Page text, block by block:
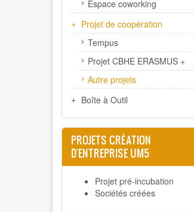
Espace coworking
Projet de coopération
Tempus
Projet CBHE ERASMUS +
Autre projets
Boîte à Outil
PROJETS CRÉATION
D'ENTREPRISE UM5
Projet pré-incubation
Sociétés créées